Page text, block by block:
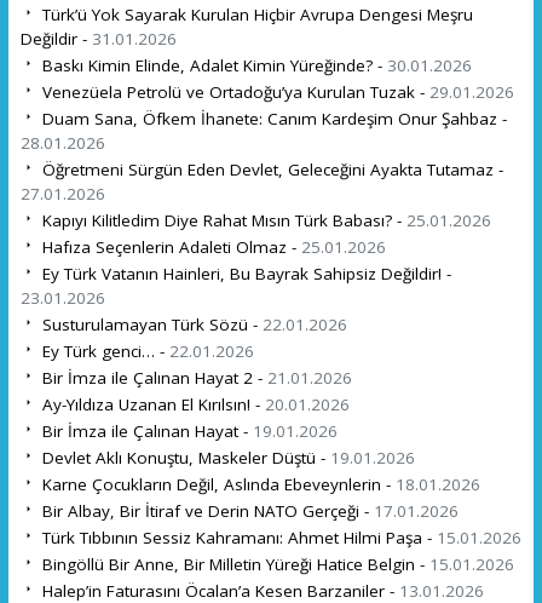
Türk’ü Yok Sayarak Kurulan Hiçbir Avrupa Dengesi Meşru
Değildir - 31.01.2026
Baskı Kimin Elinde, Adalet Kimin Yüreğinde? - 30.01.2026
Venezüela Petrolü ve Ortadoğu’ya Kurulan Tuzak - 29.01.2026
Duam Sana, Öfkem İhanete: Canım Kardeşim Onur Şahbaz -
28.01.2026
Öğretmeni Sürgün Eden Devlet, Geleceğini Ayakta Tutamaz -
27.01.2026
Kapıyı Kilitledim Diye Rahat Mısın Türk Babası? - 25.01.2026
Hafıza Seçenlerin Adaleti Olmaz - 25.01.2026
Ey Türk Vatanın Hainleri, Bu Bayrak Sahipsiz Değildir! -
23.01.2026
Susturulamayan Türk Sözü - 22.01.2026
Ey Türk genci… - 22.01.2026
Bir İmza ile Çalınan Hayat 2 - 21.01.2026
Ay-Yıldıza Uzanan El Kırılsın! - 20.01.2026
Bir İmza ile Çalınan Hayat - 19.01.2026
Devlet Aklı Konuştu, Maskeler Düştü - 19.01.2026
Karne Çocukların Değil, Aslında Ebeveynlerin - 18.01.2026
Bir Albay, Bir İtiraf ve Derin NATO Gerçeği - 17.01.2026
Türk Tıbbının Sessiz Kahramanı: Ahmet Hilmi Paşa - 15.01.2026
Bingöllü Bir Anne, Bir Milletin Yüreği Hatice Belgin - 15.01.2026
Halep’in Faturasını Öcalan’a Kesen Barzaniler - 13.01.2026